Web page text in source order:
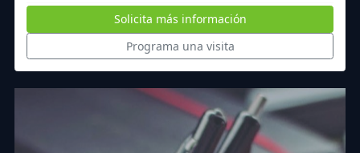
Solicita más información
Programa una visita